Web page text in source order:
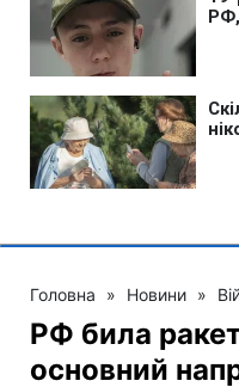
Головна » Новини »
РФ била
основний